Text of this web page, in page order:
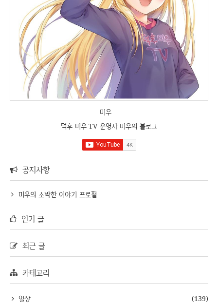
미우
덕후 미우 TV 운영자 미우의 블로그
공지사항
미우의 소박한 이야기 프로필
인기 글
최근 글
카테고리
일상
(139)